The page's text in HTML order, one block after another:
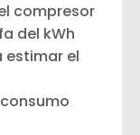
compresor
del kWh
estimar el